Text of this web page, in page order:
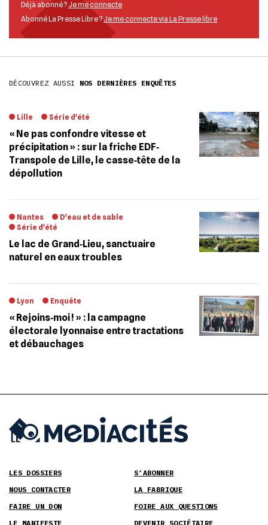
Déjà abonné ? Je me connecte
Abonné La Presse Libre ?Je me connecte via La Presse libre
DÉCOUVREZ AUSSI NOS DERNIÈRES ENQUÊTES
Lille Série d'été
« Ne pas confondre vitesse et
précipitation » : sur la friche EDF‐
Transpole de Lille, le casse‐tête de la
dépollution
Nantes
D'eau et de sable
Série d'été
Le lac de Grand‐Lieu, sanctuaire
naturel en eaux troubles
Lyon Enquête
« Rejoins‐moi ! » : la campagne
électorale lyonnaise entre tractations
et débauchages
LES DOSSIERS
S’ABONNER
NOUS CONTACTER
LA FABRIQUE
FAIRE UN DON
FOIRE AUX QUESTIONS
LE MANIFESTE
DEVENIR SOCIÉTAIRE